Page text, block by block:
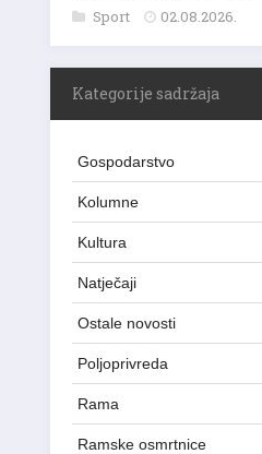
Sport 02.08.2026.
Kategorije sadržaja
Gospodarstvo
Kolumne
Kultura
Natječaji
Ostale novosti
Poljoprivreda
Rama
Ramske osmrtnice